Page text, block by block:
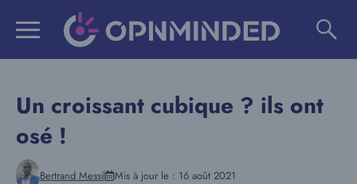
Un croissant cubique ? ils ont
osé !
Bertrand Messi Mis à jour le : 16 août 2021